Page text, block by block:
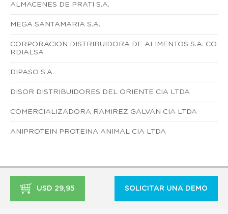
ALMACENES DE PRATI S.A.
MEGA SANTAMARIA S.A.
CORPORACION DISTRIBUIDORA DE ALIMENTOS S.A. CO
RDIALSA
DIPASO S.A.
DISOR DISTRIBUIDORES DEL ORIENTE CIA LTDA
COMERCIALIZADORA RAMIREZ GALVAN CIA LTDA
ANIPROTEIN PROTEINA ANIMAL CIA LTDA
USD 29,95 SOLICITAR UNA DEMO